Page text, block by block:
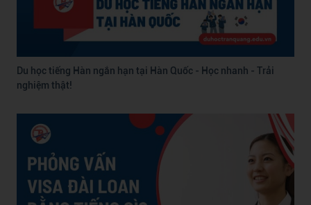
Du học tiếng Hàn ngắn hạn tại Hàn Quốc - Học nhanh - Trải
nghiệm thật!